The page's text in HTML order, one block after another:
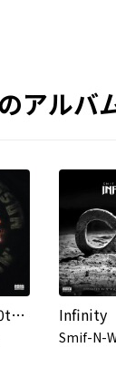
アルバ
Dah Shinin' (30th Anniversary Edition) Infinity
Smif-N-